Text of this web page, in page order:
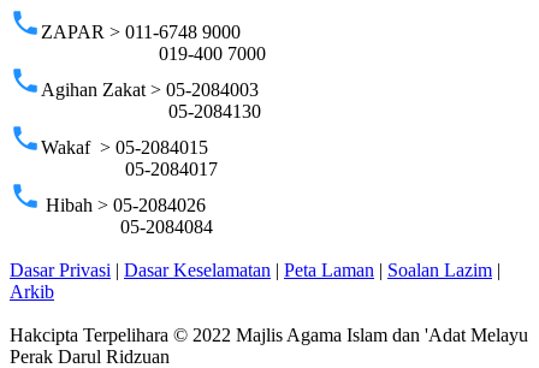
phone ZAPAR > 011-6748 9000
019-400 7000
phone Agihan Zakat > 05-2084003
05-2084130
phoneWakaf > 05-2084015
05-2084017
phone Hibah > 05-2084026
05-2084084
Dasar Privasi | Dasar Keselamatan | Peta Laman | Soalan Lazim |
Arkib
Hakcipta Terpelihara © 2022 Majlis Agama Islam dan 'Adat Melayu
Perak Darul Ridzuan